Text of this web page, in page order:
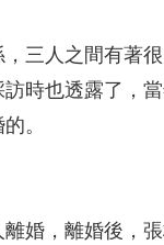
三人之間有著
時也透露了，
。
婚，離婚後，